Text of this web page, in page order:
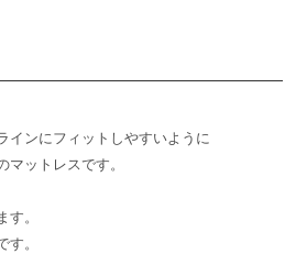
インにフィットしやすいように
マットレスです。
す。
す。